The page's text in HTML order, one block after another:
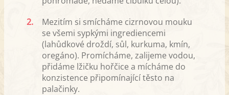
2.
Mezitím si smícháme cizrnovou mouku
se všemi sypkými ingrediencemi
(lahůdkové droždí, sůl, kurkuma, kmín,
oregáno). Promícháme, zalijeme vodou,
přidáme lžičku hořčice a mícháme do
konzistence připomínající těsto na
palačinky.